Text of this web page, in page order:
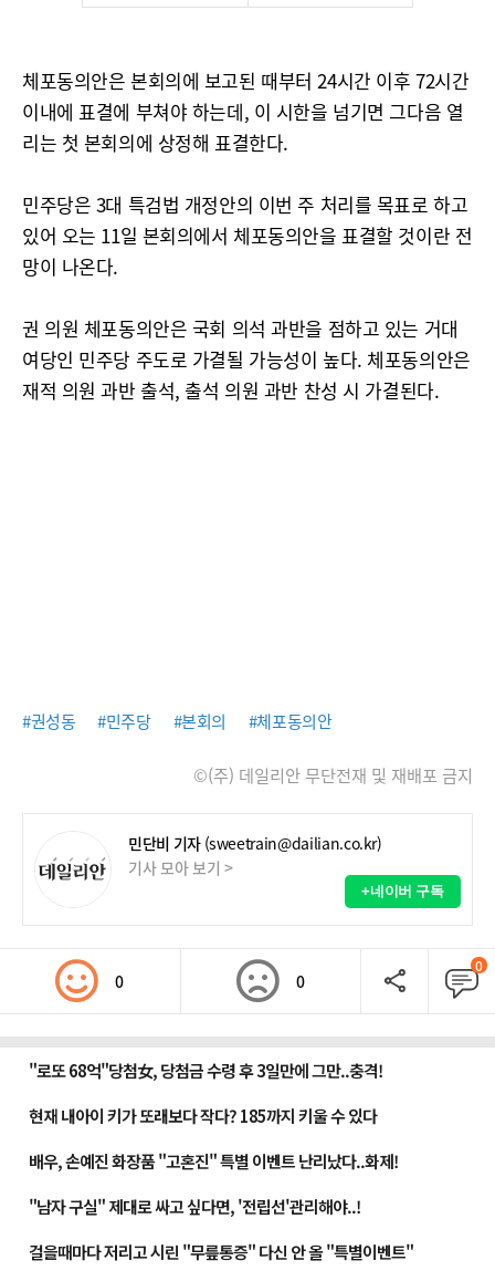
체포동의안은 본회의에 보고된 때부터 24시간 이후 72시간
이내에 표결에 부쳐야 하는데, 이 시한을 넘기면 그다음 열
리는 첫 본회의에 상정해 표결한다.
민주당은 3대 특검법 개정안의 이번 주 처리를 목표로 하고
있어 오는 11일 본회의에서 체포동의안을 표결할 것이란 전
망이 나온다.
권 의원 체포동의안은 국회 의석 과반을 점하고 있는 거대
여당인 민주당 주도로 가결될 가능성이 높다. 체포동의안은
재적 의원 과반 출석, 출석 의원 과반 찬성 시 가결된다.
#권성동 #민주당 #본회의 #체포동의안
©(주) 데일리안 무단전재 및 재배포 금지
민단비 기자 (sweetrain@dailian.co.kr)
기사 모아 보기 >
+네이버 구독
0 0
0